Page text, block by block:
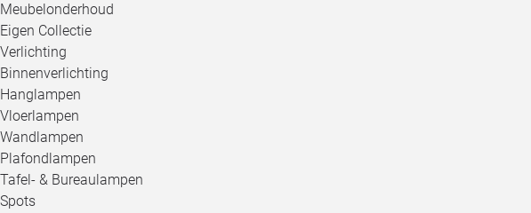
Meubelonderhoud
Eigen Collectie
Verlichting
Binnenverlichting
Hanglampen
Vloerlampen
Wandlampen
Plafondlampen
Tafel- & Bureaulampen
Spots